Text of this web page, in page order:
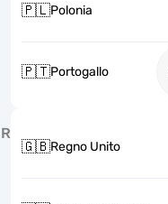
🇵🇱Polonia
🇵🇹Portogallo
R
🇬🇧Regno Unito